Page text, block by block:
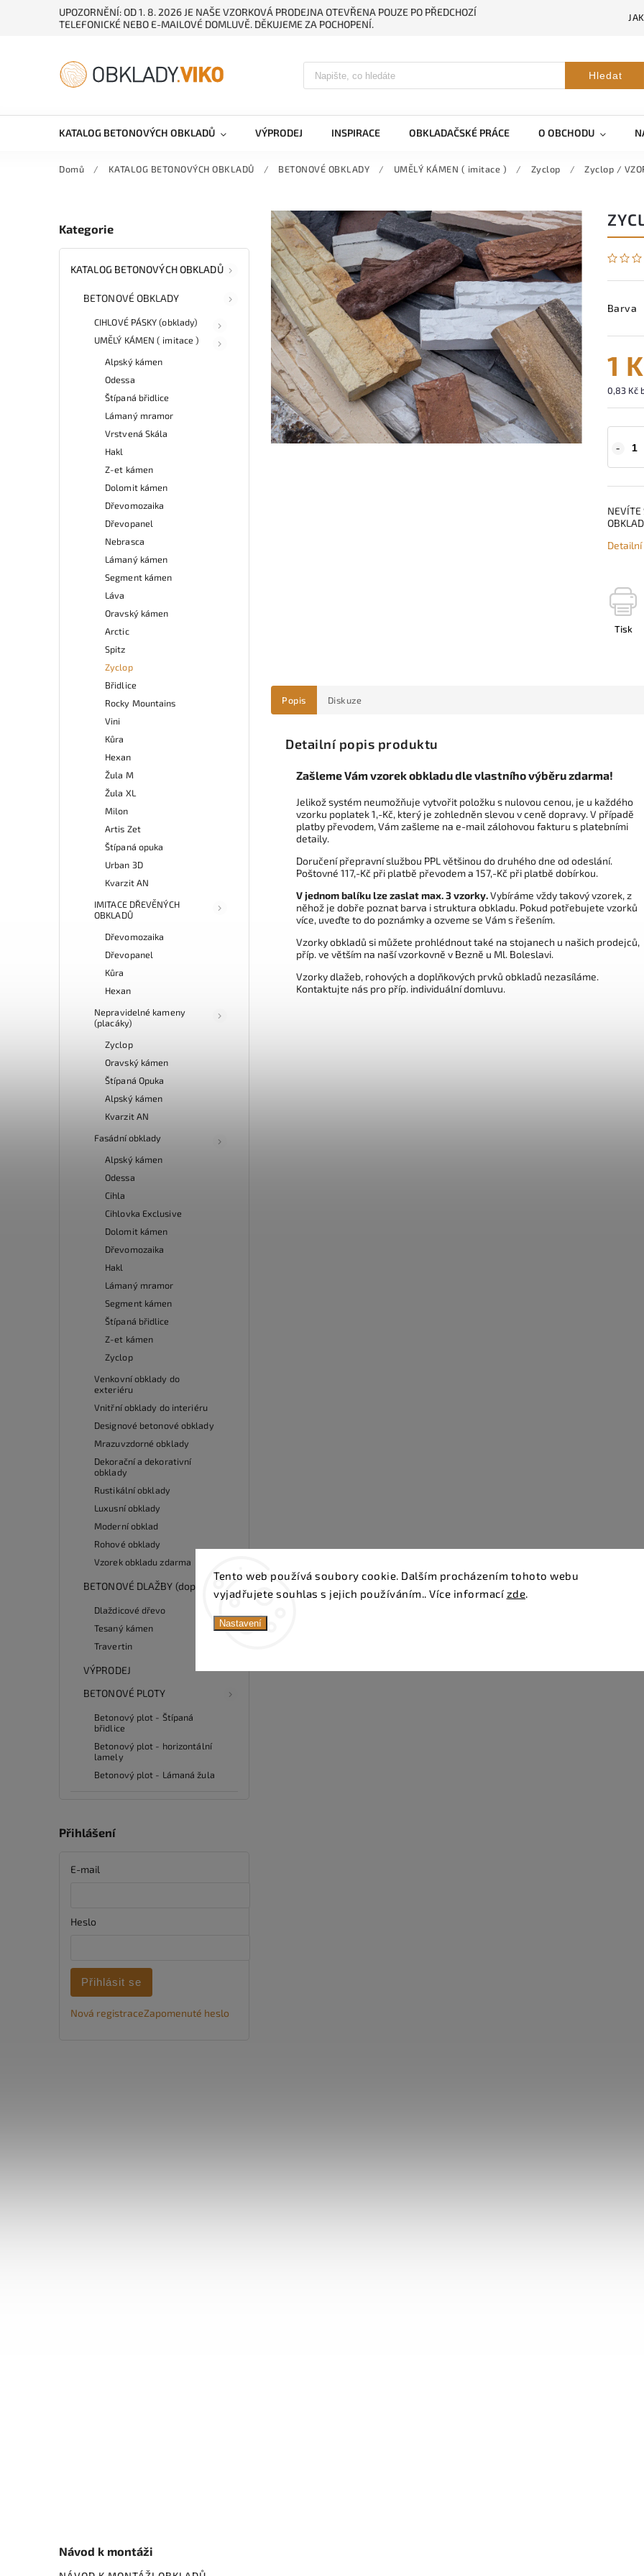
Tento web používá soubory cookie. Dalším procházením tohoto webu
vyjadřujete souhlas s jejich používáním.. Více informací zde.
Nastavení
UPOZORNĚNÍ: OD 1. 8. 2026 JE NAŠE VZORKOVÁ PRODEJNA OTEVŘENA POUZE PO PŘEDCHOZÍ
TELEFONICKÉ NEBO E-MAILOVÉ DOMLUVĚ. DĚKUJEME ZA POCHOPENÍ.
Hledat
KATALOG BETONOVÝCH OBKLADŮ VÝPRODEJ INSPIRACE OBKLADAČSKÉ PRÁCE O OBCHODU
Domů / KATALOG BETONOVÝCH OBKLADŮ / BETONOVÉ OBKLADY / UMĚLÝ KÁMEN ( imitace ) / Zyclop / Zyclop /
Kategorie
KATALOG BETONOVÝCH OBKLADŮ
BETONOVÉ OBKLADY
CIHLOVÉ PÁSKY (obklady)
UMĚLÝ KÁMEN ( imitace )
Alpský kámen
Odessa
Štípaná břidlice
Lámaný mramor
Vrstvená Skála
Hakl
Z-et kámen
Dolomit kámen
Dřevomozaika
Dřevopanel
Nebrasca
Lámaný kámen
Segment kámen
Láva
Oravský kámen
Arctic
Spitz
Zyclop
Břidlice
Rocky Mountains
Vini
Kůra
Hexan
Žula M
Žula XL
Milon
Artis Zet
Štípaná opuka
Urban 3D
Kvarzit AN
IMITACE DŘEVĚNÝCH
OBKLADŮ
Dřevomozaika
Dřevopanel
Kůra
Hexan
Nepravidelné kameny
(placáky)
Zyclop
Oravský kámen
Štípaná Opuka
Alpský kámen
Kvarzit AN
Fasádní obklady
Alpský kámen
Odessa
Cihla
Cihlovka Exclusive
Dolomit kámen
Dřevomozaika
Hakl
Lámaný mramor
Segment kámen
Štípaná břidlice
Z-et kámen
Zyclop
Venkovní obklady do
exteriéru
Vnitřní obklady do interiéru
Designové betonové obklady
Mrazuvzdorné obklady
Dekorační a dekorativní
obklady
Rustikální obklady
Luxusní obklady
Moderní obklad
Rohové obklady
Vzorek obkladu zdarma
BETONOVÉ DLAŽBY (doprodej)
Dlaždicové dřevo
Tesaný kámen
Travertin
VÝPRODEJ
BETONOVÉ PLOTY
Betonový plot - Štípaná
břidlice
Betonový plot - horizontální
lamely
Betonový plot - Lámaná žula
Přihlášení
E-mail
Heslo
Přihlásit se
Nová registraceZapomenuté heslo
Návod k montáži
Barva
1
0,83 Kč
NEVÍTE
Tisk
Popis Diskuze
Detailní popis produktu
Zašleme Vám vzorek obkladu dle vlastního výběru zdarma!
Jelikož systém neumožňuje vytvořit položku s nulovou cenou, je u každého
vzorku poplatek 1,-Kč, který je zohledněn slevou v ceně dopravy. V případě
platby převodem, Vám zašleme na e-mail zálohovou fakturu s platebními
detaily.
Doručení přepravní službou PPL většinou do druhého dne od odeslání.
Poštovné 117,-Kč při platbě převodem a 157,-Kč při platbě dobírkou.
V jednom balíku lze zaslat max. 3 vzorky.Vybíráme vždy takový vzorek, z
něhož je dobře poznat barva i struktura obkladu. Pokud potřebujete vzorků
více, uveďte to do poznámky a ozveme se Vám s řešením.
Vzorky obkladů si můžete prohlédnout také na stojanech u našich prodejců,
příp. ve větším na naší vzorkovně v Bezně u Ml. Boleslavi.
Vzorky dlažeb, rohových a doplňkových prvků obkladů nezasíláme.
Kontaktujte nás pro příp. individuální domluvu.